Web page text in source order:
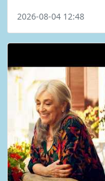
2026-08-04 12:48